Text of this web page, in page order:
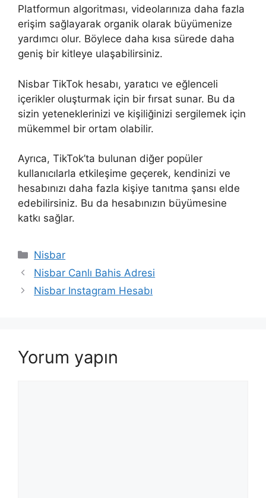
Platformun algoritması, videolarınıza daha fazla
erişim sağlayarak organik olarak büyümenize
yardımcı olur. Böylece daha kısa sürede daha
geniş bir kitleye ulaşabilirsiniz.
Nisbar TikTok hesabı, yaratıcı ve eğlenceli
içerikler oluşturmak için bir fırsat sunar. Bu da
sizin yeteneklerinizi ve kişiliğinizi sergilemek için
mükemmel bir ortam olabilir.
Ayrıca, TikTok’ta bulunan diğer popüler
kullanıcılarla etkileşime geçerek, kendinizi ve
hesabınızı daha fazla kişiye tanıtma şansı elde
edebilirsiniz. Bu da hesabınızın büyümesine
katkı sağlar.
Kategoriler
Nisbar
Nisbar Canlı Bahis Adresi
Nisbar Instagram Hesabı
Yorum yapın